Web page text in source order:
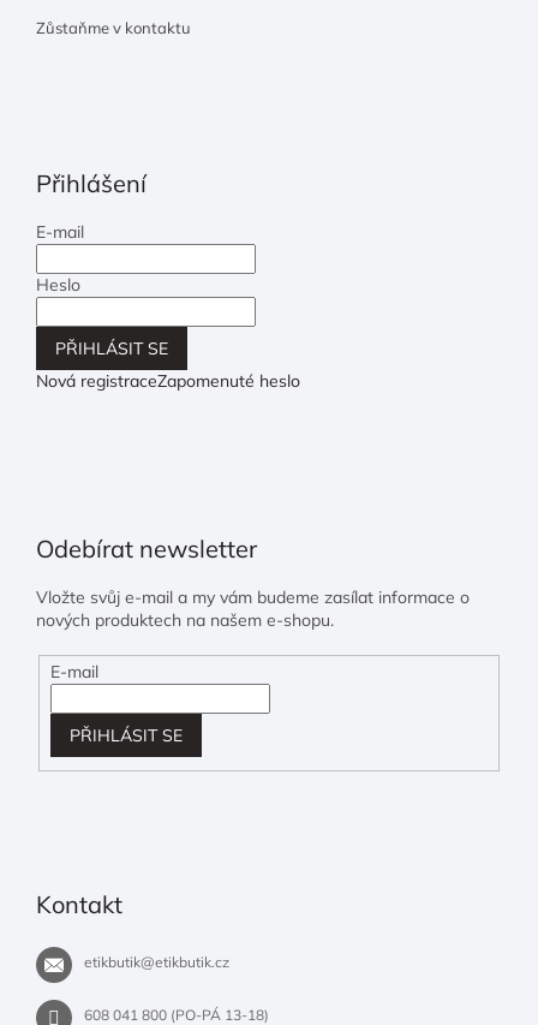
Zůstaňme v kontaktu
Přihlášení
E-mail
Heslo
PŘIHLÁSIT SE
Nová registraceZapomenuté heslo
Odebírat newsletter
Vložte svůj e-mail a my vám budeme zasílat informace o
nových produktech na našem e-shopu.
E-mail
PŘIHLÁSIT SE
Kontakt
etikbutik@etikbutik.cz
608 041 800 (PO-PÁ 13-18)